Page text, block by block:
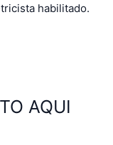
habilitado.
AQUI